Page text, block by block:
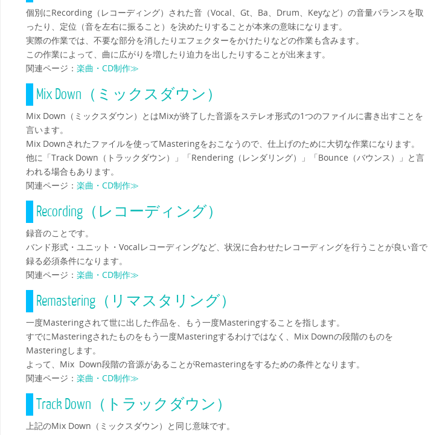
個別にRecording（レコーディング）された音（Vocal、Gt、Ba、Drum、Keyなど）の音量バランスを取
ったり、定位（音を左右に振ること）を決めたりすることが本来の意味になります。
実際の作業では、不要な部分を消したりエフェクターをかけたりなどの作業も含みます。
この作業によって、曲に広がりを増したり迫力を出したりすることが出来ます。
関連ページ： 楽曲・CD制作≫
Mix Down（ミックスダウン）
Mix Down（ミックスダウン）とはMixが終了した音源をステレオ形式の1つのファイルに書き出すことを
言います。
Mix Downされたファイルを使ってMasteringをおこなうので、仕上げのために大切な作業になります。
他に「Track Down（トラックダウン）」「Rendering（レンダリング）」「Bounce（バウンス）」と言
われる場合もあります。
関連ページ： 楽曲・CD制作≫
Recording（レコーディング）
録音のことです。
バンド形式・ユニット・Vocalレコーディングなど、状況に合わせたレコーディングを行うことが良い音で
録る必須条件になります。
関連ページ： 楽曲・CD制作≫
Remastering（リマスタリング）
一度Masteringされて世に出した作品を、もう一度Masteringすることを指します。
すでにMasteringされたものをもう一度Masteringするわけではなく、Mix Downの段階のものを
Masteringします。
よって、Mix Down段階の音源があることがRemasteringをするための条件となります。
関連ページ： 楽曲・CD制作≫
Track Down（トラックダウン）
上記のMix Down（ミックスダウン）と同じ意味です。